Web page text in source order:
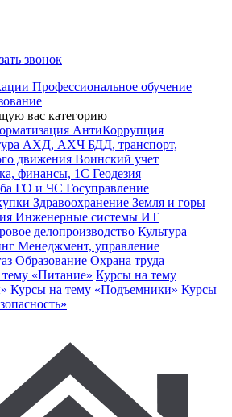
звонок
Профессиональное обучение
вас категорию
АнтиКоррупция
АХД, АХЧ БДД, транспорт,
движения Воинский учет
финансы, 1С Геодезия
ГО и ЧС Госуправление
Здравоохранение Земля и горы
Инженерные системы ИТ
делопроизводство Культура
Менеджмент, управление
Образование Охрана труда
«Питание» Курсы на тему
Курсы на тему «Подъемники» Курсы